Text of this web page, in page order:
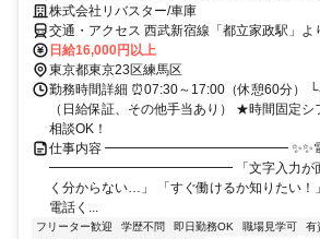
株式会社リバスター/車庫
交通・アクセス 西武新宿線「都立家政駅」よ
日給16,000円以上
東京都東京23区練馬区
勤務時間詳細 ⏰07:30～17:00（休憩60分）
（日給保証、その他手当あり） ★時間固定
相談OK！
仕事内容 ━━━━━━━━━━━━━━ ✨✨電話
━━━━━━━━━━━━━━ 「文字入力が面
く分からない…」 「すぐ働けるか知りたい！
電話く...
フリーター歓迎 学歴不問 即日勤務OK 職場見学可 有